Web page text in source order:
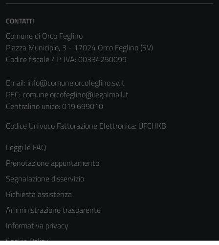
CONTATTI
Comune di Orco Feglino
Piazza Municipio, 3 - 17024 Orco Feglino (SV)
Codice fiscale / P. IVA: 00334250099
Email: info@comune.orcofeglino.sv.it
PEC: comune.orcofeglino@legalmail.it
Centralino unico: 019.699010
Codice Univoco Fatturazione Elettronica: UFCHKB
Leggi le FAQ
Prenotazione appuntamento
Segnalazione disservizio
Richiesta assistenza
Amministrazione trasparente
Informativa privacy
Cookie Policy
personali.